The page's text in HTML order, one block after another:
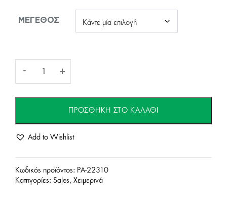
ΜΈΓΕΘΟΣ
- Leather
ποσότητα
+
ΠΡΟΣΘΉΚΗ ΣΤΟ ΚΑΛΆΘΙ
Add to Wishlist
Κωδικός προϊόντος: PA-22310
Κατηγορίες: Sales , Χειμερινά